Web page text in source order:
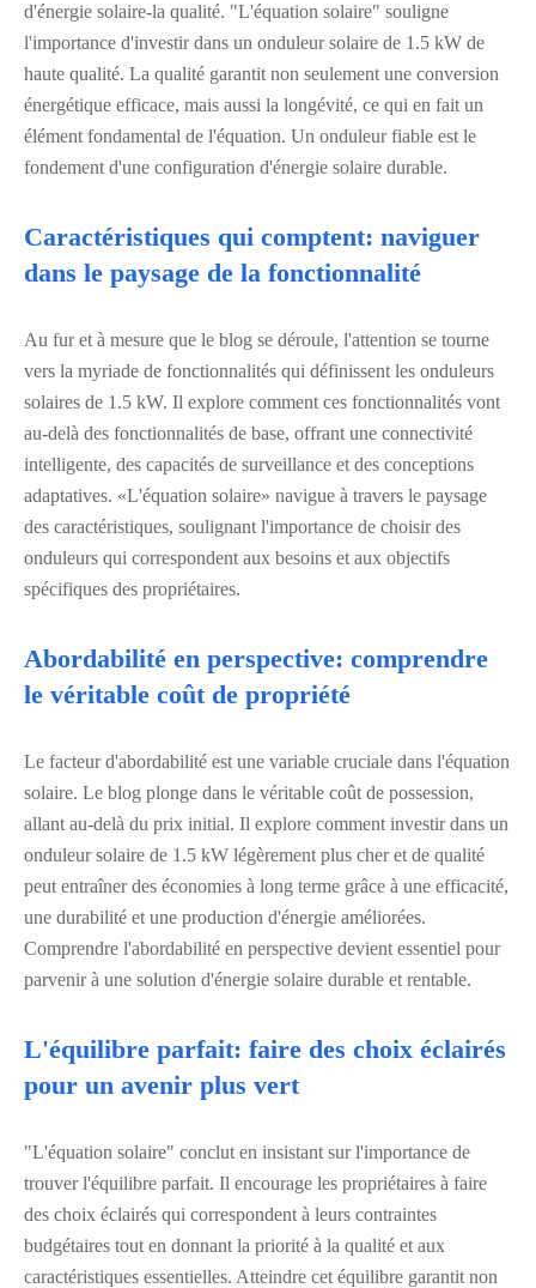
d'énergie solaire-la qualité. "L'équation solaire" souligne
l'importance d'investir dans un onduleur solaire de 1.5 kW de
haute qualité. La qualité garantit non seulement une conversion
énergétique efficace, mais aussi la longévité, ce qui en fait un
élément fondamental de l'équation. Un onduleur fiable est le
fondement d'une configuration d'énergie solaire durable.
Caractéristiques qui comptent: naviguer
dans le paysage de la fonctionnalité
Au fur et à mesure que le blog se déroule, l'attention se tourne
vers la myriade de fonctionnalités qui définissent les onduleurs
solaires de 1.5 kW. Il explore comment ces fonctionnalités vont
au-delà des fonctionnalités de base, offrant une connectivité
intelligente, des capacités de surveillance et des conceptions
adaptatives. «L'équation solaire» navigue à travers le paysage
des caractéristiques, soulignant l'importance de choisir des
onduleurs qui correspondent aux besoins et aux objectifs
spécifiques des propriétaires.
Abordabilité en perspective: comprendre
le véritable coût de propriété
Le facteur d'abordabilité est une variable cruciale dans l'équation
solaire. Le blog plonge dans le véritable coût de possession,
allant au-delà du prix initial. Il explore comment investir dans un
onduleur solaire de 1.5 kW légèrement plus cher et de qualité
peut entraîner des économies à long terme grâce à une efficacité,
une durabilité et une production d'énergie améliorées.
Comprendre l'abordabilité en perspective devient essentiel pour
parvenir à une solution d'énergie solaire durable et rentable.
L'équilibre parfait: faire des choix éclairés
pour un avenir plus vert
"L'équation solaire" conclut en insistant sur l'importance de
trouver l'équilibre parfait. Il encourage les propriétaires à faire
des choix éclairés qui correspondent à leurs contraintes
budgétaires tout en donnant la priorité à la qualité et aux
caractéristiques essentielles. Atteindre cet équilibre garantit non